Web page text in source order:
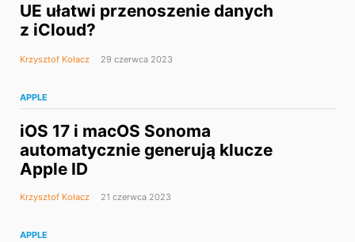
UE ułatwi przenoszenie danych
z iCloud?
Krzysztof Kołacz 29 czerwca 2023
APPLE
iOS 17 i macOS Sonoma
automatycznie generują klucze
Apple ID
Krzysztof Kołacz 21 czerwca 2023
APPLE